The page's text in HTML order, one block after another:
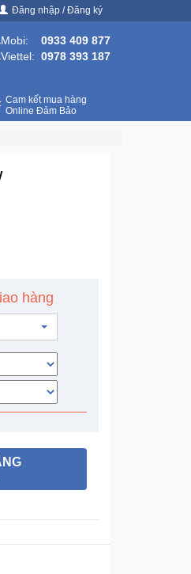
Đăng nhập / Đăng ký
Mobi:
0933 409 877
Viettel: 0978 393 187
Cam kết mua hàng
Online Đảm Bảo
hàng